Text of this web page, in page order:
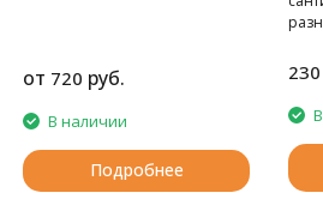
от 720 руб.
В наличии
Подробнее
230